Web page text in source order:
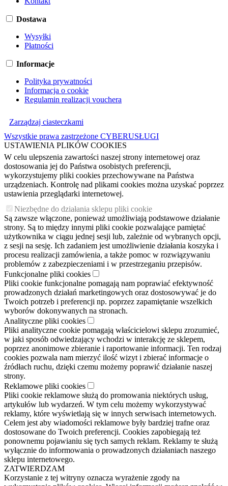
Dostawa
Wysyłki
Płatności
Informacje
Polityka prywatności
Informacja o cookie
Regulamin realizacji vouchera
Zarządzaj ciasteczkami
Wszystkie prawa zastrzeżone CYBERUSŁUGI
USTAWIENIA PLIKÓW COOKIES
W celu ulepszenia zawartości naszej strony internetowej oraz
dostosowania jej do Państwa osobistych preferencji,
wykorzystujemy pliki cookies przechowywane na Państwa
urządzeniach. Kontrolę nad plikami cookies można uzyskać poprzez
ustawienia przeglądarki internetowej.
Niezbędne do działania sklepu pliki cookie
Są zawsze włączone, ponieważ umożliwiają podstawowe działanie
strony. Są to między innymi pliki cookie pozwalające pamiętać
użytkownika w ciągu jednej sesji lub, zależnie od wybranych opcji,
z sesji na sesję. Ich zadaniem jest umożliwienie działania koszyka i
procesu realizacji zamówienia, a także pomoc w rozwiązywaniu
problemów z zabezpieczeniami i w przestrzeganiu przepisów.
Funkcjonalne pliki cookies
Pliki cookie funkcjonalne pomagają nam poprawiać efektywność
prowadzonych działań marketingowych oraz dostosowywać je do
Twoich potrzeb i preferencji np. poprzez zapamiętanie wszelkich
wyborów dokonywanych na stronach.
Analityczne pliki cookies
Pliki analityczne cookie pomagają właścicielowi sklepu zrozumieć,
w jaki sposób odwiedzający wchodzi w interakcję ze sklepem,
poprzez anonimowe zbieranie i raportowanie informacji. Ten rodzaj
cookies pozwala nam mierzyć ilość wizyt i zbierać informacje o
źródłach ruchu, dzięki czemu możemy poprawić działanie naszej
strony.
Reklamowe pliki cookies
Pliki cookie reklamowe służą do promowania niektórych usług,
artykułów lub wydarzeń. W tym celu możemy wykorzystywać
reklamy, które wyświetlają się w innych serwisach internetowych.
Celem jest aby wiadomości reklamowe były bardziej trafne oraz
dostosowane do Twoich preferencji. Cookies zapobiegają też
ponownemu pojawianiu się tych samych reklam. Reklamy te służą
wyłącznie do informowania o prowadzonych działaniach naszego
sklepu internetowego.
ZATWIERDZAM
Korzystanie z tej witryny oznacza wyrażenie zgody na